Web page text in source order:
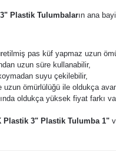
3" Plastik Tulumbaların ana
pas küf yapmaz uzun
uzun süre kullanabilir,
suyu çekilebilir,
uzun ömürlülüğü ile oldukça
oldukça yüksek fiyat farkı
Plastik 3" Plastik Tulumba 1"